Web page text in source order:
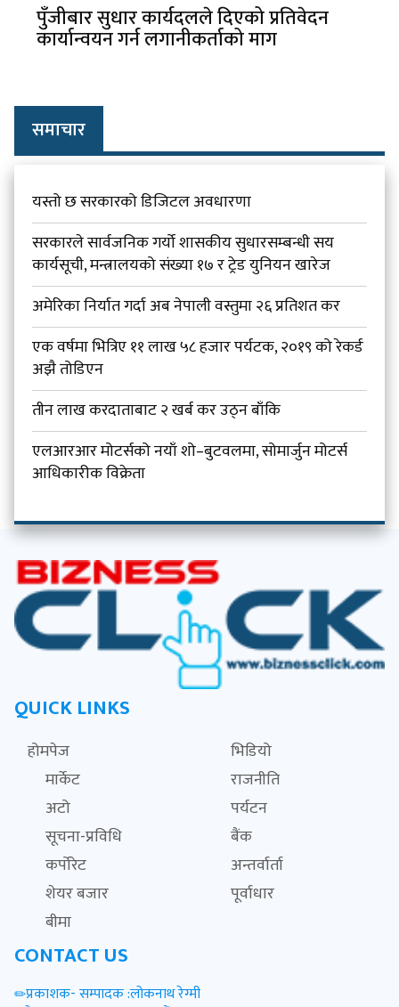
पुँजीबार सुधार कार्यदलले दिएको प्रतिवेदन
कार्यान्वयन गर्न लगानीकर्ताको माग
समाचार
यस्तो छ सरकारको डिजिटल अवधारणा
सरकारले सार्वजनिक गर्यो शासकीय सुधारसम्बन्धी सय
कार्यसूची, मन्त्रालयको संख्या १७ र ट्रेड युनियन खारेज
अमेरिका निर्यात गर्दा अब नेपाली वस्तुमा २६ प्रतिशत कर
एक वर्षमा भित्रिए ११ लाख ५८ हजार पर्यटक, २०१९ को रेकर्ड
अझै तोडिएन
तीन लाख करदाताबाट २ खर्ब कर उठ्न बाँकि
एलआरआर मोटर्सको नयाँ शो–बुटवलमा, सोमार्जुन मोटर्स
आधिकारीक विक्रेता
QUICK LINKS
होमपेज
भिडियो
मार्केट
राजनीति
अटो
पर्यटन
सूचना-प्रविधि
बैंक
कर्पोरेट
अन्तर्वार्ता
शेयर बजार
पूर्वाधार
बीमा
CONTACT US
प्रकाशक- सम्पादक :लोकनाथ रेग्मी